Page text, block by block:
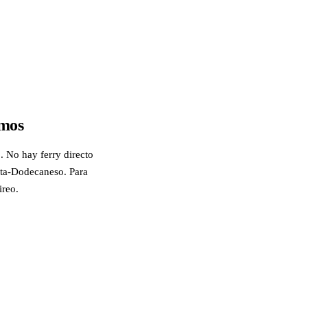
No hay ferry directo
Dodecaneso. Para